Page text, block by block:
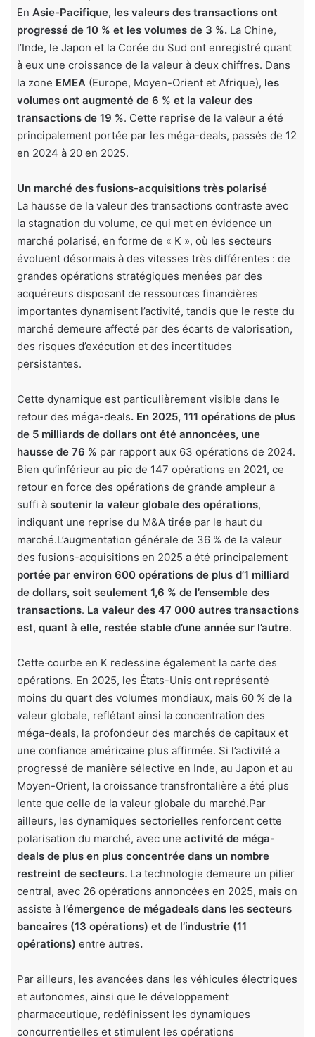
En Asie-Pacifique, les valeurs des transactions ont
progressé de 10 % et les volumes de 3 %.La Chine,
l’Inde, le Japon et la Corée du Sud ont enregistré quant
à eux une croissance de la valeur à deux chiffres. Dans
la zone EMEA(Europe, Moyen-Orient et Afrique), les
volumes ont augmenté de 6 % et la valeur des
transactions de 19 %. Cette reprise de la valeur a été
principalement portée par les méga-deals, passés de 12
en 2024 à 20 en 2025.
Un marché des fusions-acquisitions très polarisé
La hausse de la valeur des transactions contraste avec
la stagnation du volume, ce qui met en évidence un
marché polarisé, en forme de « K », où les secteurs
évoluent désormais à des vitesses très différentes : de
grandes opérations stratégiques menées par des
acquéreurs disposant de ressources financières
importantes dynamisent l’activité, tandis que le reste du
marché demeure affecté par des écarts de valorisation,
des risques d’exécution et des incertitudes
persistantes.
Cette dynamique est particulièrement visible dans le
retour des méga-deals. En 2025, 111 opérations de plus
de 5 milliards de dollars ont été annoncées, une
hausse de 76 % par rapport aux 63 opérations de 2024.
Bien qu’inférieur au pic de 147 opérations en 2021, ce
retour en force des opérations de grande ampleur a
suffi à soutenir la valeur globale des opérations,
indiquant une reprise du M&A tirée par le haut du
marché.L’augmentation générale de 36 % de la valeur
des fusions-acquisitions en 2025 a été principalement
portée par environ 600 opérations de plus d’1 milliard
de dollars, soit seulement 1,6 % de l’ensemble des
transactions. La valeur des 47 000 autres transactions
est, quant à elle, restée stable d’une année sur l’autre.
Cette courbe en K redessine également la carte des
opérations. En 2025, les États-Unis ont représenté
moins du quart des volumes mondiaux, mais 60 % de la
valeur globale, reflétant ainsi la concentration des
méga-deals, la profondeur des marchés de capitaux et
une confiance américaine plus affirmée. Si l’activité a
progressé de manière sélective en Inde, au Japon et au
Moyen-Orient, la croissance transfrontalière a été plus
lente que celle de la valeur globale du marché.Par
ailleurs, les dynamiques sectorielles renforcent cette
polarisation du marché, avec une activité de méga-
deals de plus en plus concentrée dans un nombre
restreint de secteurs. La technologie demeure un pilier
central, avec 26 opérations annoncées en 2025, mais on
assiste à l’émergence de mégadeals dans les secteurs
bancaires (13 opérations) et de l’industrie (11
opérations) entre autres.
Par ailleurs, les avancées dans les véhicules électriques
et autonomes, ainsi que le développement
pharmaceutique, redéfinissent les dynamiques
concurrentielles et stimulent les opérations